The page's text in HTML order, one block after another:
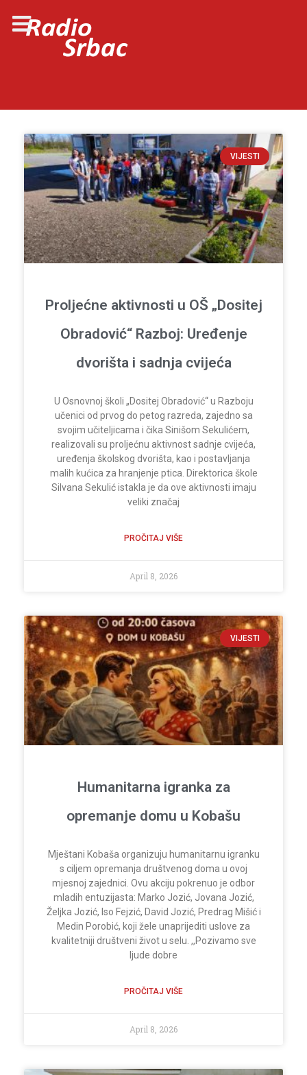
VIJESTI
Proljećne aktivnosti u OŠ „Dositej
Obradović“ Razboj: Uređenje
dvorišta i sadnja cvijeća
U Osnovnoj školi „Dositej Obradović“ u Razboju
učenici od prvog do petog razreda, zajedno sa
svojim učiteljicama i čika Sinišom Sekulićem,
realizovali su proljećnu aktivnost sadnje cvijeća,
uređenja školskog dvorišta, kao i postavljanja
malih kućica za hranjenje ptica. Direktorica škole
Silvana Sekulić istakla je da ove aktivnosti imaju
veliki značaj
PROČITAJ VIŠE
April 8, 2026
VIJESTI
Humanitarna igranka za
opremanje domu u Kobašu
Mještani Kobaša organizuju humanitarnu igranku
s ciljem opremanja društvenog doma u ovoj
mjesnoj zajednici. Ovu akciju pokrenuo je odbor
mladih entuzijasta: Marko Jozić, Jovana Jozić,
Željka Jozić, Iso Fejzić, David Jozić, Predrag Mišić i
Medin Porobić, koji žele unaprijediti uslove za
kvalitetniji društveni život u selu. ,,Pozivamo sve
ljude dobre
PROČITAJ VIŠE
April 8, 2026